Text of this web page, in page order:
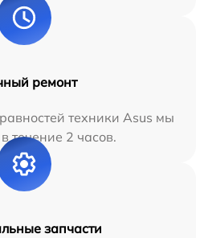
ремонт
техники Asus мы
течение 2 часов.
запчасти